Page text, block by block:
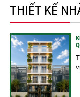
THIẾT KẾ